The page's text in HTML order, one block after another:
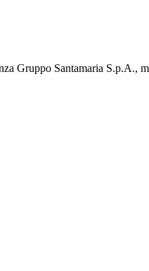
Gruppo Santamaria S.p.A.,